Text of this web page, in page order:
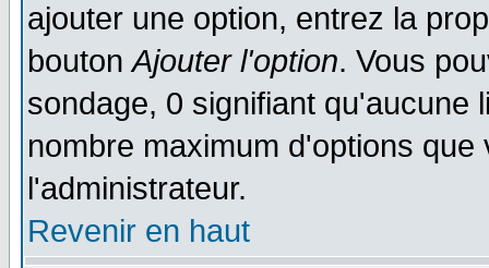
ajouter une option, entrez la
boutonAjouter l'option. Vous
sondage, 0 signifiant qu'aucune
nombre maximum d'options
l'administrateur.
Revenir en haut